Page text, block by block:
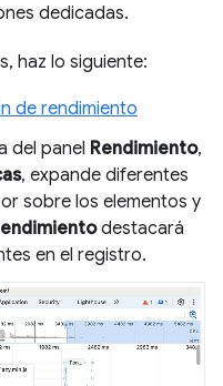
dedicadas.
haz lo siguiente:
de rendimiento
del panel Rendimiento,
, expande diferentes
sobre los elementos y
destacará
en el registro.